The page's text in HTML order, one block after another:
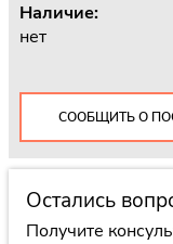
Наличие:
нет
СООБЩИТЬ О
Остались
Получите